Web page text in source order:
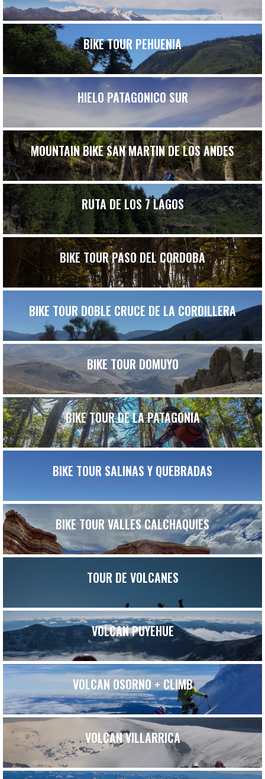
BIKE TOUR PEHUENIA
HIELO PATAGONICO SUR
MOUNTAIN BIKE SAN MARTIN DE LOS ANDES
RUTA DE LOS 7 LAGOS
BIKE TOUR PASO DEL CORDOBA
BIKE TOUR DOBLE CRUCE DE LA CORDILLERA
BIKE TOUR DOMUYO
BIKE TOUR DE LA PATAGONIA
BIKE TOUR SALINAS Y QUEBRADAS
BIKE TOUR VALLES CALCHAQUIES
TOUR DE VOLCANES
VOLCAN PUYEHUE
VOLCAN OSORNO + CLIMB
VOLCAN VILLARRICA